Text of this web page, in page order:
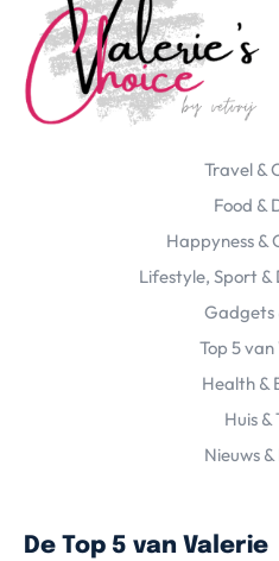
Travel &
Food &
Happyness &
Lifestyle, Sport
Gadgets
Top 5
Health &
Huis &
Nieuws
De Top 5 van Valerie